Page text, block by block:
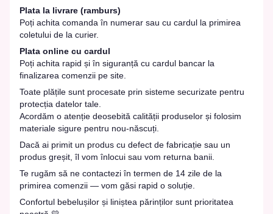
Plata la livrare (ramburs)
Poți achita comanda în numerar sau cu cardul la primirea
coletului de la curier.
Plata online cu cardul
Poți achita rapid și în siguranță cu cardul bancar la
finalizarea comenzii pe site.
Toate plățile sunt procesate prin sisteme securizate pentru
protecția datelor tale.
Acordăm o atenție deosebită calității produselor și folosim
materiale sigure pentru nou-născuți.
Dacă ai primit un produs cu defect de fabricație sau un
produs greșit, îl vom înlocui sau vom returna banii.
Te rugăm să ne contactezi în termen de 14 zile de la
primirea comenzii — vom găsi rapid o soluție.
Confortul bebelușilor și liniștea părinților sunt prioritatea